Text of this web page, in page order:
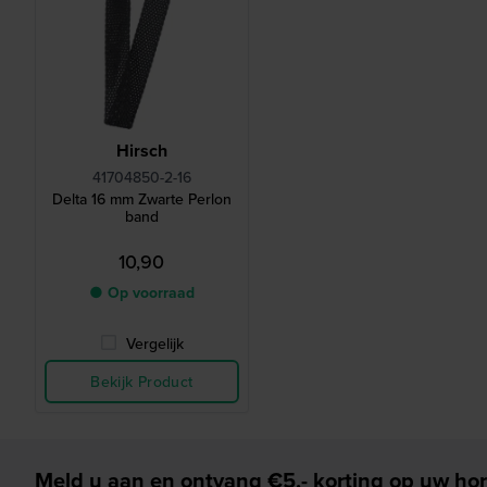
Hirsch
41704850-2-16
Delta 16 mm Zwarte Perlon
band
10,90
● Op voorraad
Vergelijk
Bekijk Product
Meld u aan en ontvang €5,- korting op uw